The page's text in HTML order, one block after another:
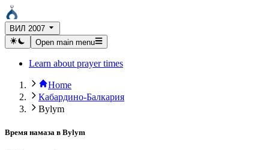
ВИЛ 2007
Open main menu
Learn about prayer times
Home
Кабардино-Балкария
Bylym
Время намаза в Bylym